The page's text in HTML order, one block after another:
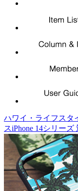
ハワイ・ライフスタ
スiPhone 14シリーズ